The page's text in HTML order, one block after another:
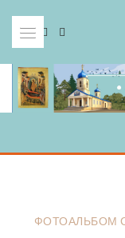
content
ФОТОАЛЬБОМ